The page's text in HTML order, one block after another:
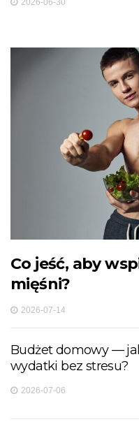
Co jeść, aby
mięśni?
2026-07-14
Budżet domowy —
wydatki bez stresu?
2026-07-06